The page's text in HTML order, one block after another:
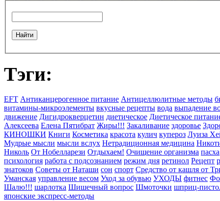
Тэги:
EFT Антиканцерогенное питание Антицеллюлитные методы
витамины-микроэлементы вкусные рецепты вода выпадение
движение Дигидрокверцетин диетическое Диетическое
Алексеева Елена Пятибрат Жиры!!! Закаливание здоровье
КИНОШКИ Книги Косметика красота кулич купероз Луиза
Мудрые мысли мысли вслух Нетрадиционная медицина
Николь От Нобелларези Отдыхаем! Очищение организма пасха
психология работа с подсознанием режим дня ретинол Рецепт
знатоков Советы от Наташи сон спорт Средство от кашля от
Уманская управление весом Уход за обувью УХОДЫ фитнес
Шалю!!! шарлотка Шишечный вопрос Шмоточки шприц-
японские экспресс-методы